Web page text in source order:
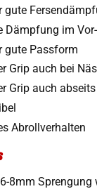
gute
Dämpfung im
gute Passform
Grip auch bei
Grip auch
Abrollverhalten
8mm Sprengung